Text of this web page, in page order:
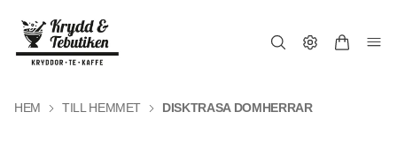
HEM TILL HEMMET DISKTRASA DOMHERRAR